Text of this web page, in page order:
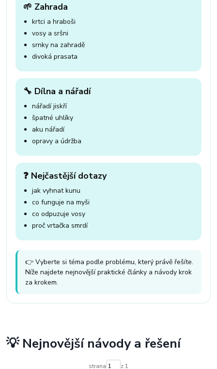
🌱 Zahrada
krtci a hraboši
vosy a sršni
srnky na zahradě
divoká prasata
🔧 Dílna a nářadí
nářadí jiskří
špatné uhlíky
aku nářadí
opravy a údržba
❓ Nejčastější dotazy
jak vyhnat kunu
co funguje na myši
co odpuzuje vosy
proč vrtačka smrdí
👉 Vyberte si téma podle problému, který právě řešíte.
Níže najdete nejnovější praktické články a návody krok
za krokem.
💡 Nejnovější návody a řešení
strana z 1